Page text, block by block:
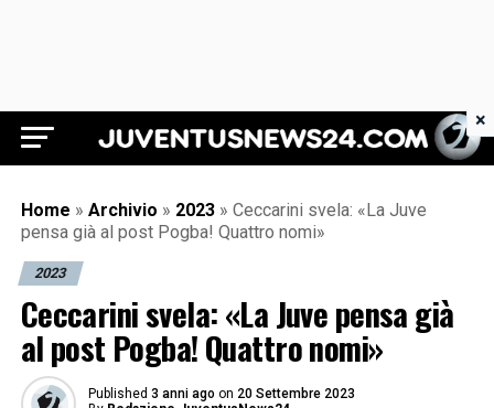
Juventus News 24
Home » Archivio » 2023 » Ceccarini svela: «La Juve
pensa già al post Pogba! Quattro nomi»
2023
Ceccarini svela: «La Juve pensa già
al post Pogba! Quattro nomi»
Published 3 anni ago on 20 Settembre 2023
×